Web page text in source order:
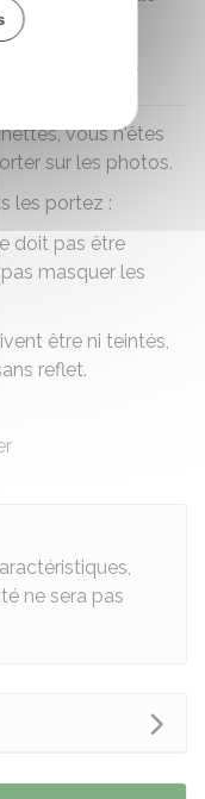
être dégagées.
vous n'êtes
sur les photos.
les portez :
doit pas être
masquer les
être ni teintés,
reflet.
ne sera pas